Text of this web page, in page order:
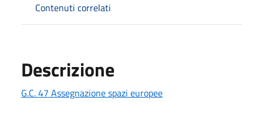
Contenuti correlati
Descrizione
G.C. 47 Assegnazione spazi europee